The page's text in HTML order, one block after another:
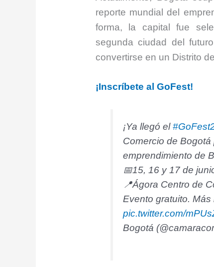
reporte mundial del
forma, la capital fue
segunda ciudad del
convertirse en un Distrito
¡Inscríbete al GoFest!
¡Ya llegó el
Comercio de
emprendimiento de
📅15, 16 y 17 de
📍Ágora Centro de
Evento gratuito.
pic.twitter.com/
Bogotá